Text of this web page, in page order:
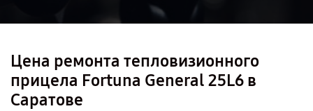
Цена ремонта тепловизионного
прицела Fortuna General 25L6 в
Саратове